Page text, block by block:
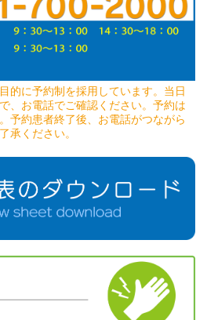
的に予約制を採用しています。当日
、お電話でご確認ください。予約は
予約患者終了後、お電話がつながら
承ください。